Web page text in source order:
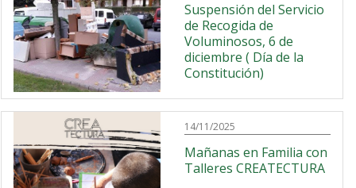
Suspensión del Servicio
de Recogida de
Voluminosos, 6 de
diciembre ( Día de la
Constitución)
14/11/2025
Mañanas en Familia con
Talleres CREATECTURA